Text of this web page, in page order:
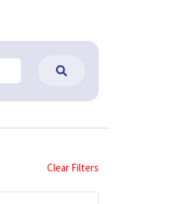
Clear Filters